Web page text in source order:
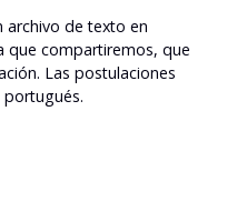
archivo de texto en
que compartiremos, que
Las postulaciones